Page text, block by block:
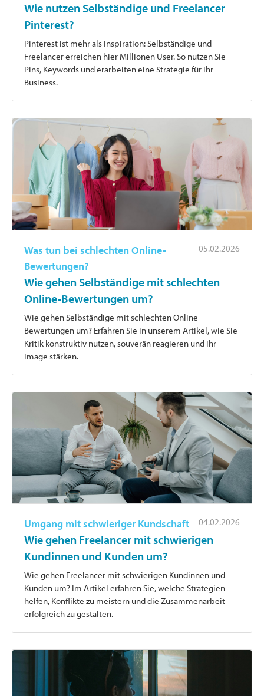
Wie nutzen Selbständige und Freelancer
Pinterest?
Pinterest ist mehr als Inspiration: Selbständige und
Freelancer erreichen hier Millionen User. So nutzen Sie
Pins, Keywords und erarbeiten eine Strategie für Ihr
Business.
05.02.2026
Was tun bei schlechten Online-
Bewertungen?
Wie gehen Selbständige mit schlechten
Online-Bewertungen um?
Wie gehen Selbständige mit schlechten Online-
Bewertungen um? Erfahren Sie in unserem Artikel, wie Sie
Kritik konstruktiv nutzen, souverän reagieren und Ihr
Image stärken.
04.02.2026
Umgang mit schwieriger Kundschaft
Wie gehen Freelancer mit schwierigen
Kundinnen und Kunden um?
Wie gehen Freelancer mit schwierigen Kundinnen und
Kunden um? Im Artikel erfahren Sie, welche Strategien
helfen, Konflikte zu meistern und die Zusammenarbeit
erfolgreich zu gestalten.